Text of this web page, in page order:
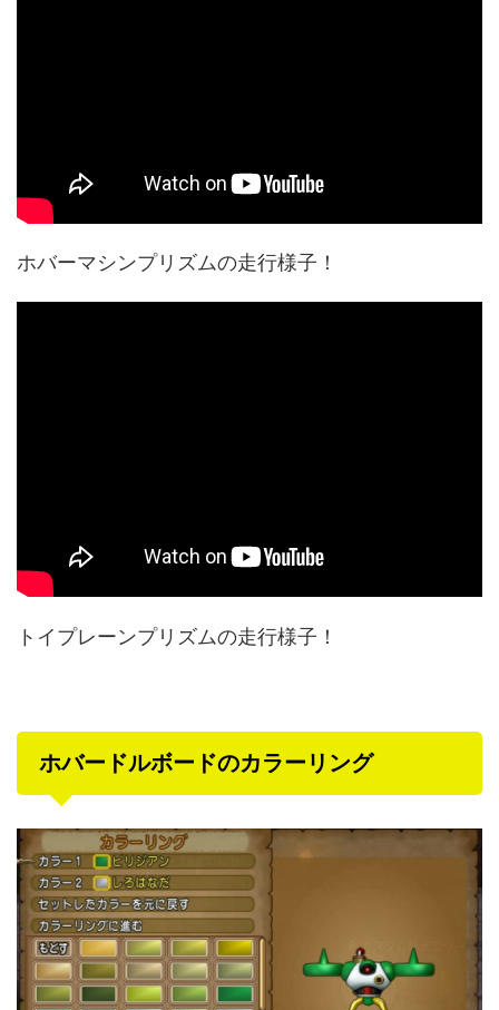
ホバーマシンプリズムの走行様子！
トイプレーンプリズムの走行様子！
ホバードルボードのカラーリング